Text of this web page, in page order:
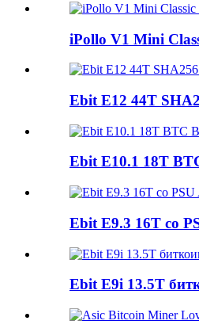
iPollo V1 Mini
Ebit E12 44T
Ebit E10.1 18T
Ebit E9.3 16T со
Ebit E9i 13.5T